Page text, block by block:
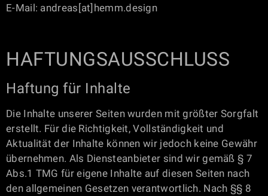
E-Mail: andreas[at]hemm.design
HAFTUNGSAUSSCHLUSS
Haftung für Inhalte
Die Inhalte unserer Seiten wurden mit größter Sorgfalt
erstellt. Für die Richtigkeit, Vollständigkeit und
Aktualität der Inhalte können wir jedoch keine Gewähr
übernehmen. Als Diensteanbieter sind wir gemäß § 7
Abs.1 TMG für eigene Inhalte auf diesen Seiten nach
den allgemeinen Gesetzen verantwortlich. Nach §§ 8